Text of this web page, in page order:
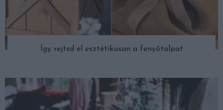
Így rejtsd el esztétikusan a fenyőtalpat